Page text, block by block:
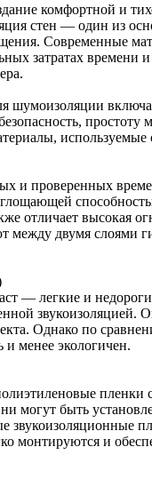
комфортной и
стен — один из
Современные
затратах времени
шумоизоляции
простоту
используемые
и проверенных
отличает высокая
между двумя слоями
— легкие и
звукоизоляцией.
Однако по
менее экологичен.
могут быть
монтируются и